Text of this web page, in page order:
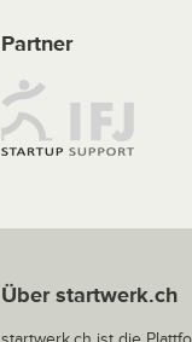
Partner
Über startwerk.ch